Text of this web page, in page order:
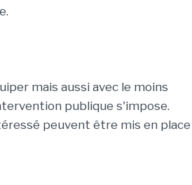
mais aussi avec le moins
publique s'impose.
peuvent être mis en place